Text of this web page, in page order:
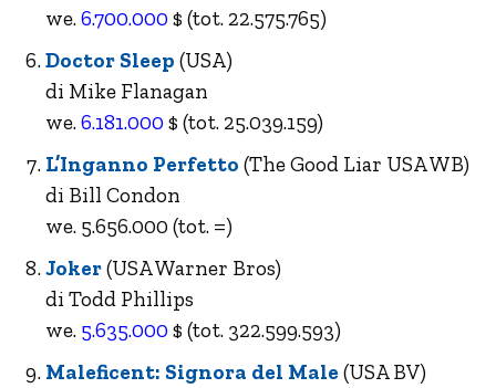
we.6.700.000 $ (tot. 22.575.765)
Doctor Sleep (USA)
di Mike Flanagan
we.6.181.000 $ (tot. 25.039.159)
L’Inganno Perfetto (The Good Liar USA WB)
di Bill Condon
we. 5.656.000 (tot. =)
Joker(USA Warner Bros)
di Todd Phillips
we. 5.635.000 $ (tot. 322.599.593)
Maleficent: Signora del Male (USA BV)